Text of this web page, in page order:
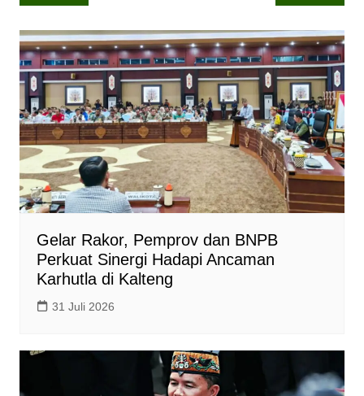
A
p
p
o
o
k
i
n
k
pos
Gelar Rakor, Pemprov dan BNPB
Perkuat Sinergi Hadapi Ancaman
Karhutla di Kalteng
31 Juli 2026